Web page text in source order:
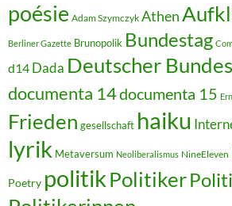
poésie Adam Szymczyk Athen
Berliner Gazette Brunopolik Bundestag
d14 Dada Deutscher
documenta 14documenta 15
Frieden gesellschaft haiku
lyrik Metaversum Neoliberalismus NineEleven
Poetry politikPolitiker